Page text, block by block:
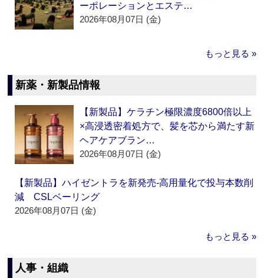
ーポレーションとエステ…
2026年08月07日 (金)
もっと見る »
新薬・新製品情報
【新製品】ケラチン極限濃度6800倍以上
×高浸透密着処方で、髪を芯から満たす新
ヘアケアブラン…
2026年08月07日 (金)
【新製品】ハイゼントラを新発売‐高用量化で投与本数削
減 CSLベーリング
2026年08月07日 (金)
もっと見る »
人事・組織